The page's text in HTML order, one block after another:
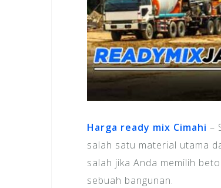
Harga ready mix Cimahi –
salah satu material utama
salah jika Anda memilih
sebuah bangunan.